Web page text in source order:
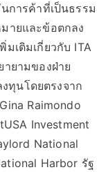
การค้าที่เป็นธรรม
ายและข้อตกลง
เติมเกี่ยวกับ ITA
ยามของฝ่าย
ทุนโดยตรงจาก
Raimondo
Investment
National
Harbor รัฐ